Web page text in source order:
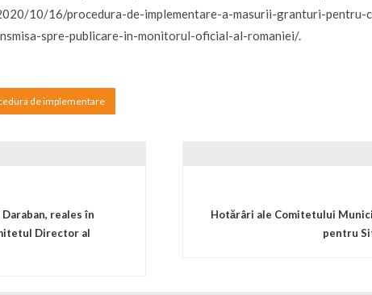
10/16/procedura-de-implementare-a-masurii-granturi-pentru-
spre-publicare-in-monitorul-oficial-al-romaniei/.
de implementare
reales în
Director al
Hotărâri ale Comitetului
pentru